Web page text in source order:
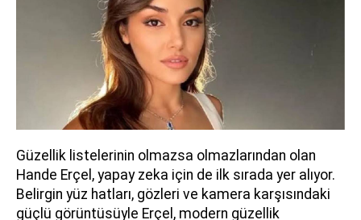
Güzellik listelerinin olmazsa olmazlarından olan
Hande Erçel, yapay zeka için de ilk sırada yer alıyor.
Belirgin yüz hatları, gözleri ve kamera karşısındaki
güçlü görüntüsüyle Erçel, modern güzellik